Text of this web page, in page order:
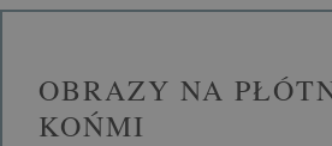
OBRAZY NA
KOŃMI